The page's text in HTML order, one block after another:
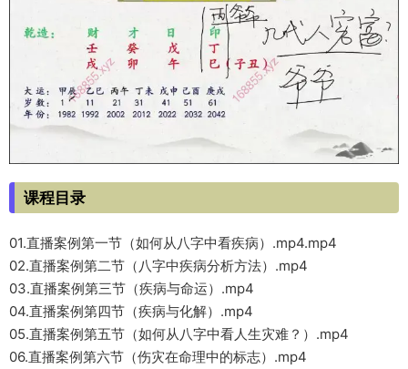
课程目录
01.直播案例第一节（如何从八字中看疾病）.mp4.mp4
02.直播案例第二节（八字中疾病分析方法）.mp4
03.直播案例第三节（疾病与命运）.mp4
04.直播案例第四节（疾病与化解）.mp4
05.直播案例第五节（如何从八字中看人生灾难？）.mp4
06.直播案例第六节（伤灾在命理中的标志）.mp4